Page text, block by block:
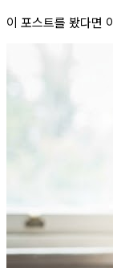
이 포스트를 봤다면